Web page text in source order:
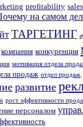
profitability
на самом
ТАРГЕТИНГ
компания конкуренция
мотивация отдела
продаж отдел продаж
развитие
рост эффективности
персоналом